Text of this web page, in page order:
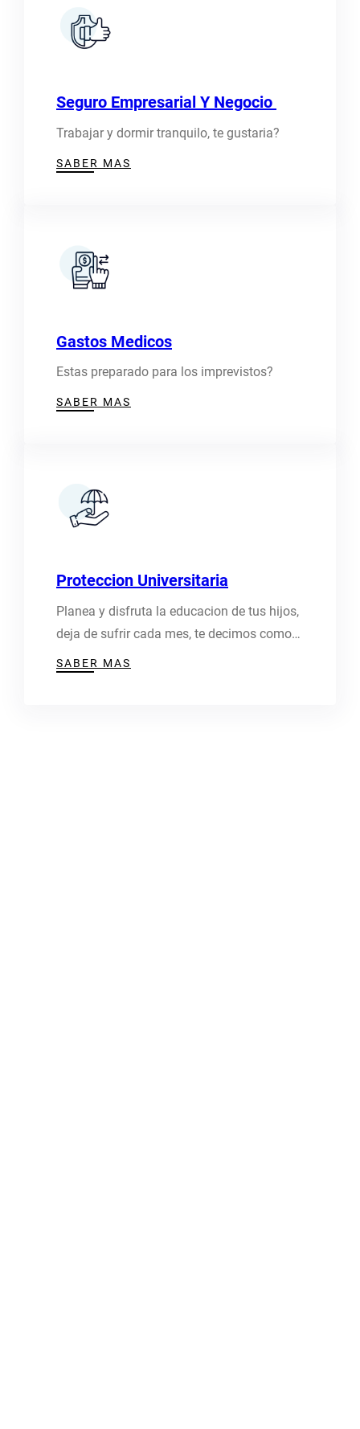
Seguro Empresarial Y Negocio
Trabajar y dormir tranquilo, te gustaria?
SABER MAS
Gastos Medicos
Estas preparado para los imprevistos?
SABER MAS
Proteccion Universitaria
Planea y disfruta la educacion de tus hijos,
deja de sufrir cada mes, te decimos como…
SABER MAS